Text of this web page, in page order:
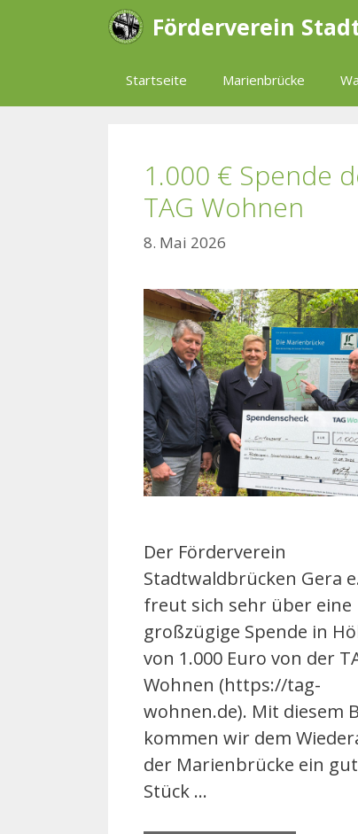
Förderverein
Startseite Marienbrücke
1.000 € Spende
TAG Wohnen
8. Mai 2026
Der Förderverein
Stadtwaldbrücken Gera
freut sich sehr über eine
großzügige Spende in
von 1.000 Euro von der
Wohnen (https://tag-
wohnen.de). Mit diesem
kommen wir dem
der Marienbrücke ein
Stück …